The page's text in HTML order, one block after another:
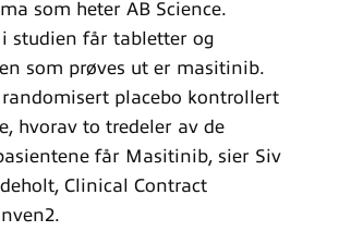
som heter AB Science.
studien får tabletter og
som prøves ut er masitinib.
placebo kontrollert
hvorav to tredeler av de
får Masitinib, sier Siv
Clinical Contract